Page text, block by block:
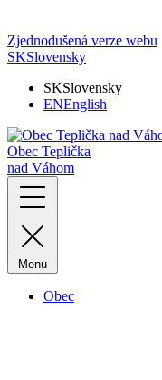
Zjednodušená verze webu
SKSlovensky
SKSlovensky
ENEnglish
Obec Teplička
nad Váhom
Menu
Obec